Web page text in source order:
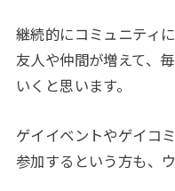
継続的にコミュニティ
友人や仲間が増えて、
いくと思います。
ゲイイベントやゲイコ
参加するという方も、